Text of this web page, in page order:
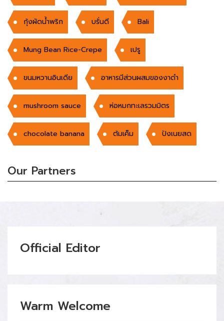
กุ้งผัดน้ำพริก บรั่นดี Bali
Mung Bean Rice-Crepe เปรู
ขนมหวานอินเดีย อาหารมีส่วนผสมของงาดำ
mushroom sauce ห่อหมกทะเลรวมมิตร
chocolate banana ต้มเค็ม ปังเนยสด
Our Partners
Official Editor
Warm Welcome